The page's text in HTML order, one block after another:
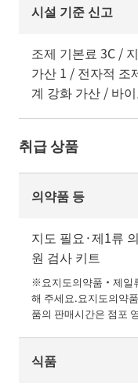
시설 기준 신고
조제 기본료 3C /
가산 1 / 전자적 조
계 강화 가산 / 바
취급 상품
의약품 등
지도 필요·제1류
원 검사 키트
※요지도의약품・제일
해 주세요.요지도의약
품의 판매시간은 점포
식품